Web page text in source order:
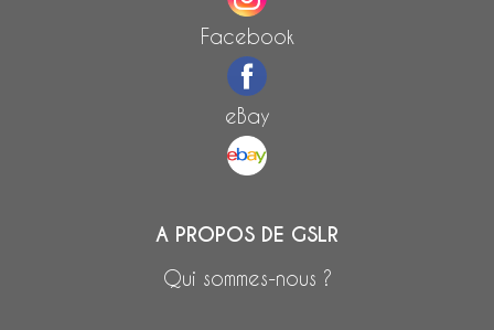
Facebook
eBay
A PROPOS DE GSLR
Qui sommes-nous ?